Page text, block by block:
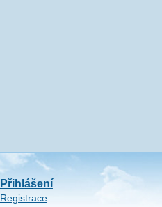
Přihlášení
Registrace